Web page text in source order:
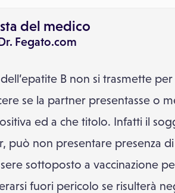
del medico
Fegato.com
B non si trasmette
se la partner presentasse o
ed a che titolo. Infatti il
può non presentare presenza
sottoposto a vaccinazione
fuori pericolo se risulterà